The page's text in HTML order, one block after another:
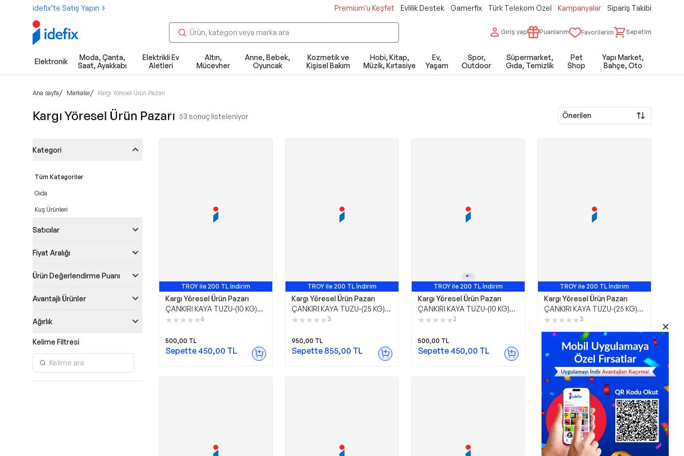
idefix’te Satış Yapın Premium'u Keşfet Evlilik Destek Gamerfix Türk Telekom Özel Kampanyalar Sipariş Takibi
Giriş yap Puanlarım Favorilerim Sepetim
Elektronik
Moda, Çanta,
Saat, Ayakkabı
Elektrikli Ev
Aletleri
Altın,
Mücevher
Anne, Bebek,
Oyuncak
Kozmetik ve
Kişisel Bakım
Hobi, Kitap,
Müzik, Kırtasiye
Ev,
Yaşam
Spor,
Outdoor
Süpermarket,
Gıda, Temizlik
Pet
Shop
Yapı Market,
Bahçe, Oto
Ana sayfa/ Markalar/ Kargı Yöresel Ürün Pazarı
Kargı Yöresel Ürün Pazarı 53 sonuç listeleniyor Önerilen
Kategori
Tüm Kategoriler
Gıda
Kuş Ürünleri
Satıcılar
Fiyat Aralığı
Ürün Değerlendirme Puanı
Avantajlı Ürünler
Ağırlık
Kelime Filtresi
TROY ile 200 TL İndirim
Kargı Yöresel Ürün Pazarı
ÇANKIRI KAYA TUZU-(10 KG)
İNCE ÖĞÜTÜLMÜŞ KATKISIZ
6
500,00 TL
Sepette 450,00 TL
TROY ile 200 TL İndirim
Kargı Yöresel Ürün Pazarı
ÇANKIRI KAYA TUZU-(25 KG)
İNCE ÖĞÜTÜLMÜŞ KATKISIZ
3
950,00 TL
Sepette 855,00 TL
TROY ile 200 TL İndirim
Kargı Yöresel Ürün Pazarı
ÇANKIRI KAYA TUZU-(10 KG)
DEĞİRMENLİK KATKISIZ VE
2
500,00 TL
Sepette 450,00 TL
TROY ile 200 TL İndirim
Kargı Yöresel Ürün Pazarı
ÇANKIRI KAYA TUZU-(25 KG)
DEĞİRMENLİK KATKISIZ VE
3
950,00 TL
Sepette855,00TL